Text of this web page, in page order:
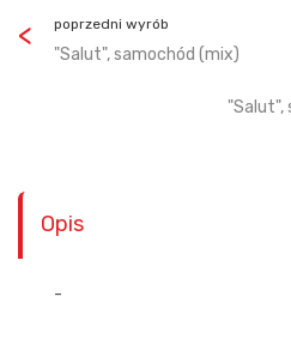
poprzedni wyrób
"Salut", samochód (mix)
"Salut",
Opis
-